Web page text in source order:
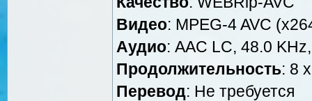
Видео: MPEG-4 AVC
Аудио: AAC LC, 48.0
Продолжительность: 8
Перевод: Не требуется